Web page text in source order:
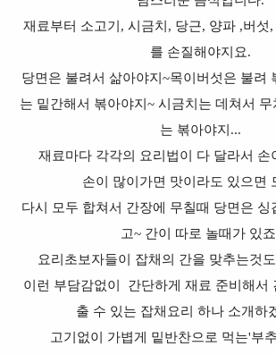
재료부터 소고기, 시금치, 당근, 양파 ,버섯
를 손질해야지요.
당면은 불려서 삶아야지~목이버섯은 불려
는 밑간해서 볶아야지~ 시금치는 데쳐서
는 볶아야지...
재료마다 각각의 요리법이 다 달라서 손
손이 많이가면 맛이라도 있으면
다시 모두 합쳐서 간장에 무칠때 당면은 싱
고~ 간이 따로 놀때가 있
요리초보자들이 잡채의 간을 맞추는것
이런 부담감없이 간단하게 재료 준비해서
출 수 있는 잡채요리 하나 소개하
고기없이 가볍게 밑반찬으로 먹는'부